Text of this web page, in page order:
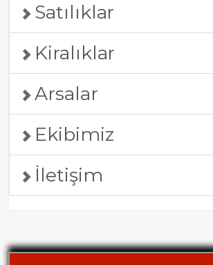
Satılıklar
Kiralıklar
Arsalar
Ekibimiz
İletişim